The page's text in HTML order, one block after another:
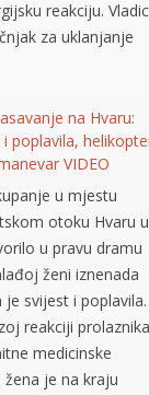
za uklanjanje
poplavila, helikopter
VIDEO
u mjestu
otoku Hvaru u
u pravu dramu
ženi iznenada
svijest i poplavila.
reakciji prolaznika i
medicinske
je na kraju
oporavka.